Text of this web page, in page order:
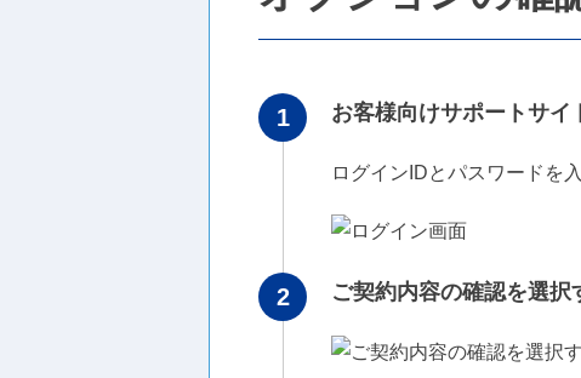
お客様向けサポートサイ
ログインIDとパスワードを
ご契約内容の確認を選択